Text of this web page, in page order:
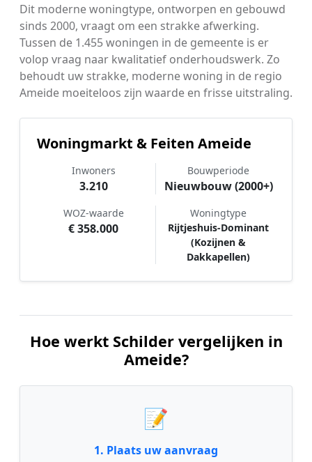
Dit moderne woningtype, ontworpen en gebouwd
sinds 2000, vraagt om een strakke afwerking.
Tussen de 1.455 woningen in de gemeente is er
volop vraag naar kwalitatief onderhoudswerk. Zo
behoudt uw strakke, moderne woning in de regio
Ameide moeiteloos zijn waarde en frisse uitstraling.
Woningmarkt & Feiten Ameide
Inwoners
3.210
Bouwperiode
Nieuwbouw (2000+)
WOZ-waarde
€ 358.000
Woningtype
Rijtjeshuis-Dominant
(Kozijnen &
Dakkapellen)
Hoe werkt Schilder vergelijken in
Ameide?
📝
1. Plaats uw aanvraag